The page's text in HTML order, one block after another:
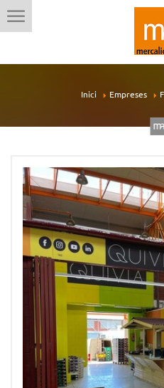
Inici Empreses